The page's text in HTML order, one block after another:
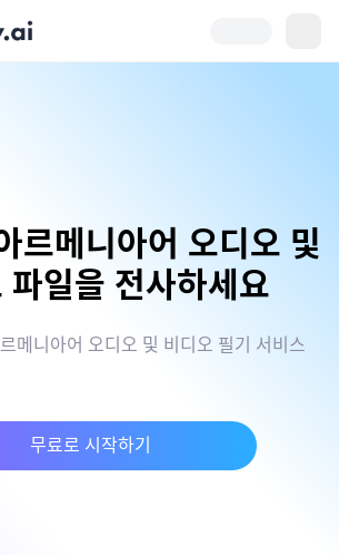
르메니아어 오디오 및
파일을 전사하세요
메니아어 오디오 및 비디오 필기 서비스
무료로 시작하기